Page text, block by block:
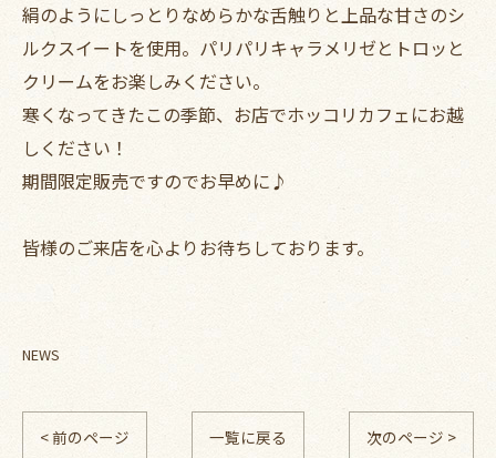
絹のようにしっとりなめらかな舌触りと上品な甘さのシ
ルクスイートを使用。パリパリキャラメリゼとトロッと
クリームをお楽しみください。
寒くなってきたこの季節、お店でホッコリカフェにお越
しください！
期間限定販売ですのでお早めに♪
皆様のご来店を心よりお待ちしております。
NEWS
< 前のページ 一覧に戻る 次のページ >